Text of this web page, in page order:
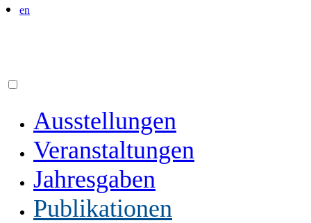
en
Ausstellungen
Veranstaltungen
Jahresgaben
Publikationen